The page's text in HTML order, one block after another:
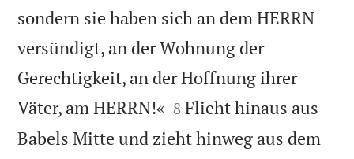
sondern sie haben sich an dem HERRN
versündigt, an der Wohnung der
Gerechtigkeit, an der Hoffnung ihrer
Väter, am HERRN!« 

8 Flieht hinaus aus
Babels Mitte und zieht hinweg aus dem